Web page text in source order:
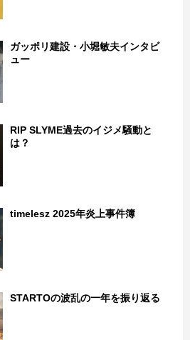
ガッポリ建設・小堀敏夫インタビ
ュー
RIP SLYME過去のイジメ騒動と
は？
timelesz 2025年炎上事件簿
STARTOの波乱の一年を振り返る